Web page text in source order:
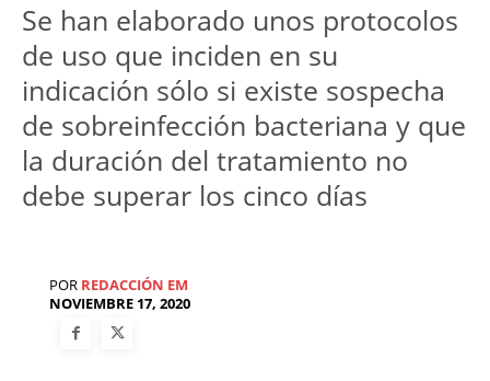
Se han elaborado unos protocolos
de uso que inciden en su
indicación sólo si existe sospecha
de sobreinfección bacteriana y que
la duración del tratamiento no
debe superar los cinco días
POR REDACCIÓN EM
NOVIEMBRE 17, 2020